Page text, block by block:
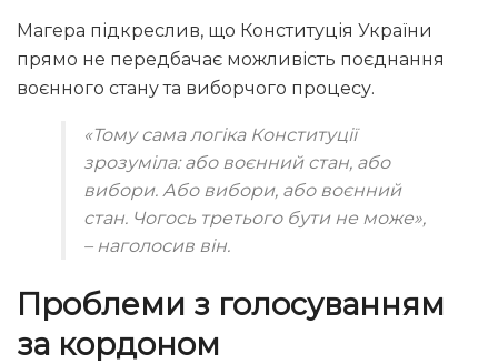
Магера підкреслив, що Конституція України
прямо не передбачає можливість поєднання
воєнного стану та виборчого процесу.
«Тому сама логіка Конституції
зрозуміла: або воєнний стан, або
вибори. Або вибори, або воєнний
стан. Чогось третього бути не може»,
– наголосив він.
Проблеми з голосуванням
за кордоном